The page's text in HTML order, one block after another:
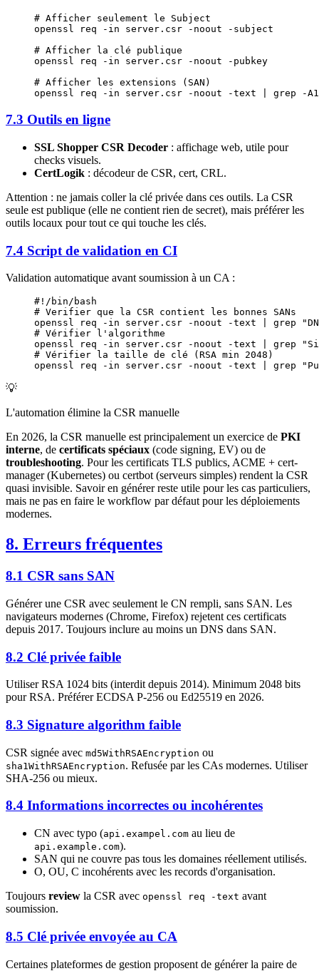
# Afficher seulement le Subject
openssl req -in server.csr -noout -subject
# Afficher la clé publique
openssl req -in server.csr -noout -pubkey
# Afficher les extensions (SAN)
openssl req -in server.csr -noout -text grep -A1
7.3 Outils en ligne
SSL Shopper CSR Decoder : affichage web, utile pour
checks visuels.
CertLogik : décodeur de CSR, cert, CRL.
Attention : ne jamais coller la clé privée dans ces outils. La CSR
seule est publique (elle ne contient rien de secret), mais préférer les
outils locaux pour tout ce qui touche les clés.
7.4 Script de validation en CI
Validation automatique avant soumission à un CA :
#!/bin/bash
# Verifier que la CSR contient les bonnes SANs
openssl req -in server.csr -noout -text grep
# Vérifier l'algorithme
openssl req -in server.csr -noout -text grep
# Vérifier la taille de clé (RSA min 2048)
openssl req -in server.csr -noout -text grep
💡
L'automation élimine la CSR manuelle
En 2026, la CSR manuelle est principalement un exercice de PKI
interne, de certificats spéciaux (code signing, EV) ou de
troubleshooting. Pour les certificats TLS publics, ACME + cert-
manager (Kubernetes) ou certbot (serveurs simples) rendent la CSR
quasi invisible. Savoir en générer reste utile pour les cas particuliers,
mais ne pas en faire le workflow par défaut pour les déploiements
modernes.
8. Erreurs fréquentes
8.1 CSR sans SAN
Générer une CSR avec seulement le CN rempli, sans SAN. Les
navigateurs modernes (Chrome, Firefox) rejetent ces certificats
depuis 2017. Toujours inclure au moins un DNS dans SAN.
8.2 Clé privée faible
Utiliser RSA 1024 bits (interdit depuis 2014). Minimum 2048 bits
pour RSA. Préférer ECDSA P-256 ou Ed25519 en 2026.
8.3 Signature algorithm faible
CSR signée avec md5WithRSAEncryption ou
sha1WithRSAEncryption. Refusée par les CAs modernes. Utiliser
SHA-256 ou mieux.
8.4 Informations incorrectes ou incohérentes
CN avec typo (api.exampel.com au lieu de
api.example.com).
SAN qui ne couvre pas tous les domaines réellement utilisés.
O, OU, C incohérents avec les records d'organisation.
Toujours review la CSR avec openssl req -text avant
soumission.
8.5 Clé privée envoyée au CA
Certaines plateformes de gestion proposent de générer la paire de